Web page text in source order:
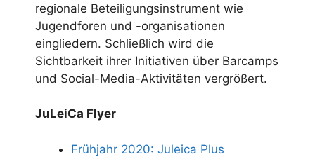
regionale Beteiligungsinstrument wie
Jugendforen und -organisationen
eingliedern. Schließlich wird die
Sichtbarkeit ihrer Initiativen über Barcamps
und Social-Media-Aktivitäten vergrößert.
JuLeiCa Flyer
Frühjahr 2020: Juleica Plus